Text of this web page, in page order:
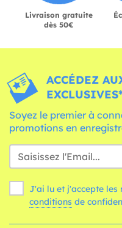
Livraison gratuite
dès 50€
ACCÉDEZ
Soyez le premier à
promotions en
J'ai lu et j'accepte les
conditions de